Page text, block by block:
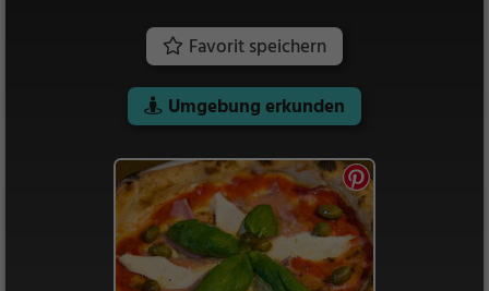
Favorit speichern
Umgebung erkunden